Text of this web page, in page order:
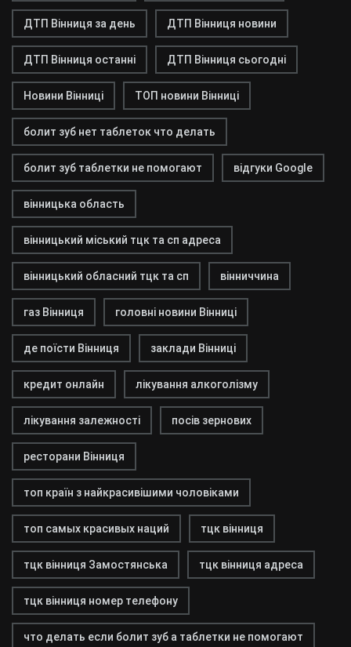
ДТП Вінниця за день ДТП Вінниця новини
ДТП Вінниця останні ДТП Вінниця сьогодні
Новини Вінниці ТОП новини Вінниці
болит зуб нет таблеток что делать
болит зуб таблетки не помогают відгуки Google
вінницька область
вінницький міський тцк та сп адреса
вінницький обласний тцк та сп вінниччина
газ Вінниця головні новини Вінниці
де поїсти Вінниця заклади Вінниці
кредит онлайн лікування алкоголізму
лікування залежності посів зернових
ресторани Вінниця
топ країн з найкрасивішими чоловіками
топ самых красивых наций тцк вінниця
тцк вінниця Замостянська тцк вінниця адреса
тцк вінниця номер телефону
что делать если болит зуб а таблетки не помогают